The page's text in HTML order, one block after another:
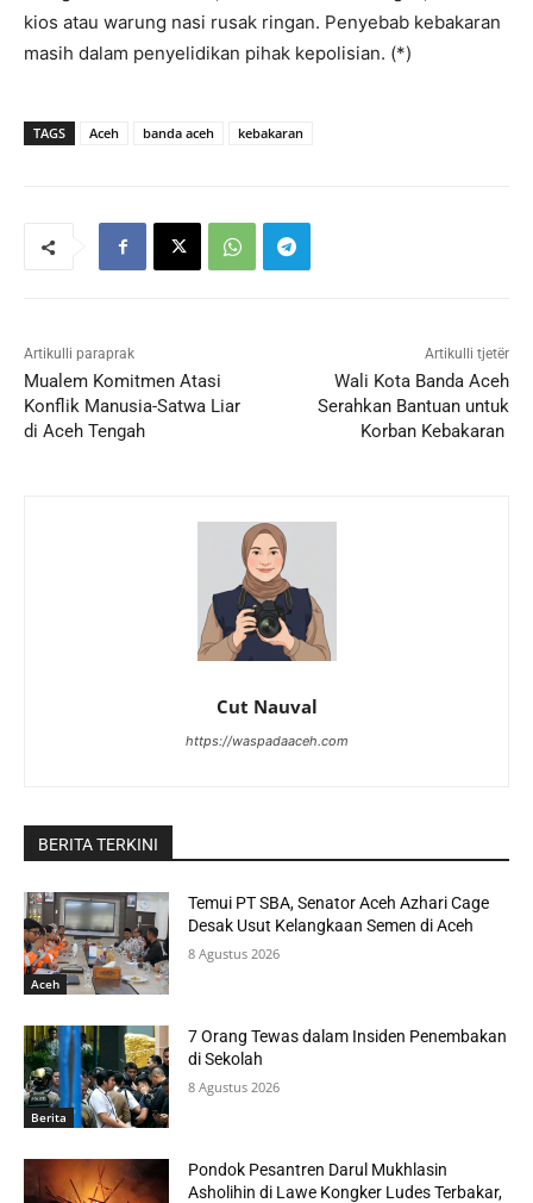
kios atau warung nasi rusak ringan. Penyebab kebakaran
masih dalam penyelidikan pihak kepolisian. (*)
TAGS Aceh banda aceh kebakaran
Artikulli paraprak
Mualem Komitmen Atasi
Konflik Manusia-Satwa Liar
di Aceh Tengah
Artikulli tjetër
Wali Kota Banda Aceh
Serahkan Bantuan untuk
Korban Kebakaran
Cut Nauval
https://waspadaaceh.com
BERITA TERKINI
Aceh
Temui PT SBA, Senator Aceh Azhari Cage
Desak Usut Kelangkaan Semen di Aceh
8 Agustus 2026
Berita
7 Orang Tewas dalam Insiden Penembakan
di Sekolah
8 Agustus 2026
Pondok Pesantren Darul Mukhlasin
Asholihin di Lawe Kongker Ludes Terbakar,